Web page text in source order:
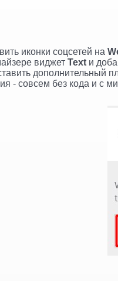
иконки соцсетей на
виджет Text и
дополнительный
- совсем без кода и с